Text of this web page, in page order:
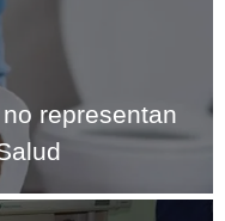
representan